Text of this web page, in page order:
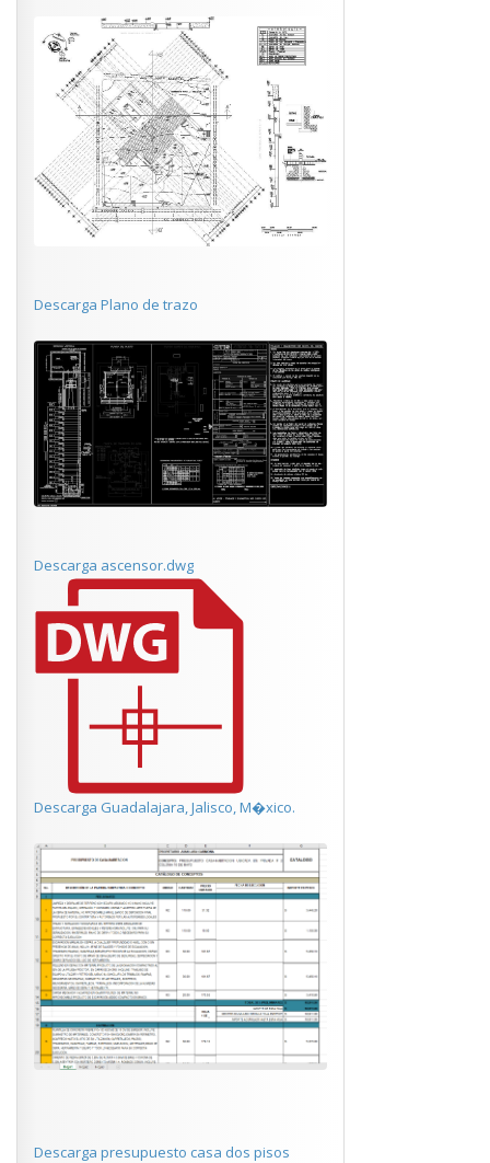
Descarga Plano de trazo
Descarga ascensor.dwg
Descarga Guadalajara, Jalisco, M�xico.
Descarga presupuesto casa dos pisos